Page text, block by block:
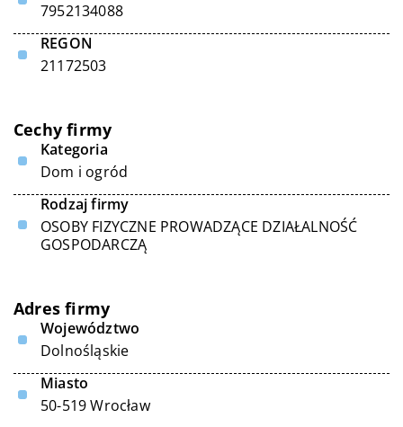
7952134088
REGON
21172503
Cechy firmy
Kategoria
Dom i ogród
Rodzaj firmy
OSOBY FIZYCZNE PROWADZĄCE DZIAŁALNOŚĆ
GOSPODARCZĄ
Adres firmy
Województwo
Dolnośląskie
Miasto
50-519 Wrocław